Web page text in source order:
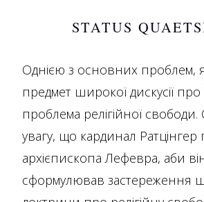
STATUS
Однією з основних проблем,
предмет широкої дискусії
проблема релігійної свободи.
увагу, що кардинал
архієпископа Лефевра, аби
сформулював застереження